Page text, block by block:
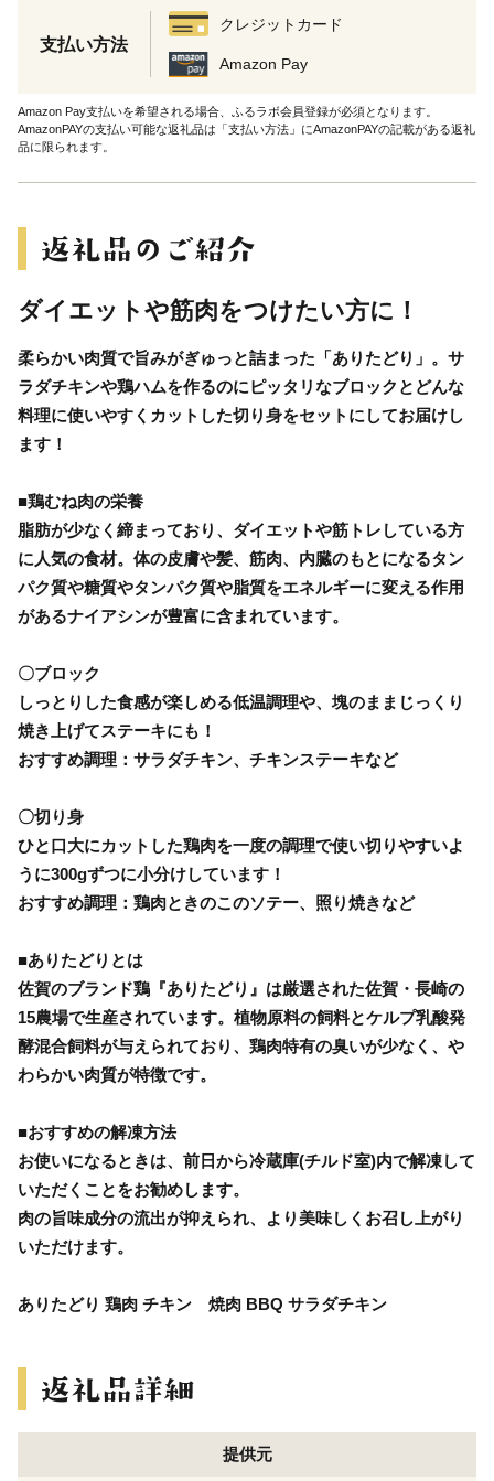
支払い方法
クレジットカード
Amazon Pay
Amazon Pay支払いを希望される場合、ふるラボ会員登録が必須となります。
AmazonPAYの支払い可能な返礼品は「支払い方法」にAmazonPAYの記載がある返礼
品に限られます。
ダイエットや筋肉をつけたい方に！
柔らかい肉質で旨みがぎゅっと詰まった「ありたどり」。サ
ラダチキンや鶏ハムを作るのにピッタリなブロックとどんな
料理に使いやすくカットした切り身をセットにしてお届けし
ます！
■鶏むね肉の栄養
脂肪が少なく締まっており、ダイエットや筋トレしている方
に人気の食材。体の皮膚や髪、筋肉、内臓のもとになるタン
パク質や糖質やタンパク質や脂質をエネルギーに変える作用
があるナイアシンが豊富に含まれています。
〇ブロック
しっとりした食感が楽しめる低温調理や、塊のままじっくり
焼き上げてステーキにも！
おすすめ調理：サラダチキン、チキンステーキなど
〇切り身
ひと口大にカットした鶏肉を一度の調理で使い切りやすいよ
うに300gずつに小分けしています！
おすすめ調理：鶏肉ときのこのソテー、照り焼きなど
■ありたどりとは
佐賀のブランド鶏『ありたどり』は厳選された佐賀・長崎の
15農場で生産されています。植物原料の飼料とケルプ乳酸発
酵混合飼料が与えられており、鶏肉特有の臭いが少なく、や
わらかい肉質が特徴です。
■おすすめの解凍方法
お使いになるときは、前日から冷蔵庫(チルド室)内で解凍して
いただくことをお勧めします。
肉の旨味成分の流出が抑えられ、より美味しくお召し上がり
いただけます。
ありたどり 鶏肉 チキン 焼肉 BBQ サラダチキン
提供元